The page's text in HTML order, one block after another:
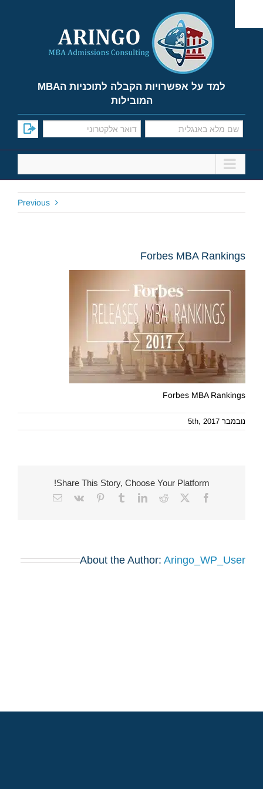
content
למד על אפשרויות הקבלה לתוכניות הMBA
המובילות
Previous
Forbes MBA Rankings
Forbes MBA Rankings
נובמבר 5th, 2017
Share This Story, Choose Your Platform!
Facebook
X
Reddit
LinkedIn
Tumblr
Pinterest
Vk
Email
About the Author: Aringo_WP_User